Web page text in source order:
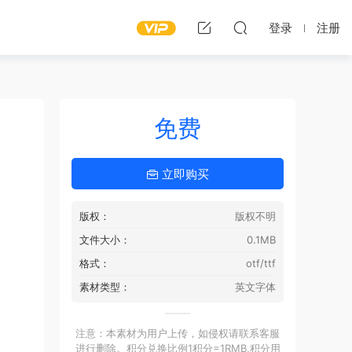
登录 注册
免费
立即购买
版权：
版权不明
文件大小：
0.1MB
格式：
otf/ttf
素材类型：
英文字体
注意：本素材为用户上传，如侵权请联系客服
进行删除。积分兑换比例1积分=1RMB,积分用